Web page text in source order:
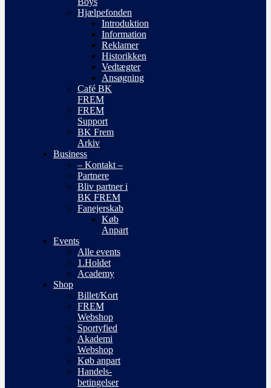
Hjælpefonden
Introduktion
Information
Reklamer
Historikken
Vedtægter
Ansøgning
Café BK
FREM
FREM
Support
BK Frem
Arkiv
Business
– Kontakt –
Partnere
Bliv partner i
BK FREM
Fanejerskab
Køb
Anpart
Events
Alle events
1.Holdet
Academy
Shop
Billet/Kort
FREM
Webshop
Sportyfied
Akademi
Webshop
Køb anpart
Handels-
betingelser